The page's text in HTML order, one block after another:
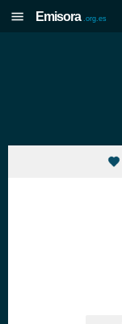
Emisora .org.es